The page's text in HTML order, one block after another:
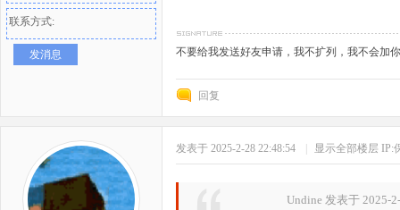
联系方式:
发消息 不要给我发送好友申请，我不扩列，我不会加
回复
发表于 2025-2-28 22:48:54 显示全部楼层 IP:
Undine 发表于 2025-